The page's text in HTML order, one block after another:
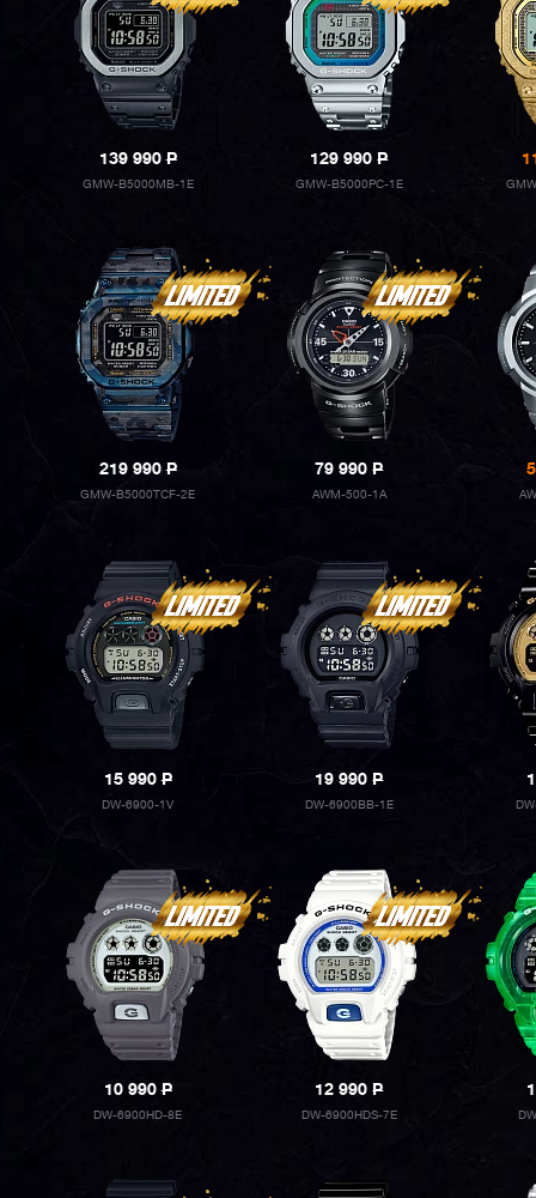
139 990P
GMW-B5000MB-1E
129 990P
GMW-B5000PC-1E
219 990P
GMW-B5000TCF-2E
79 990P
AWM-500-1A
15 990P
DW-6900-1V
19 990P
DW-6900BB-1E
10 990P
DW-6900HD-8E
12 990P
DW-6900HDS-7E